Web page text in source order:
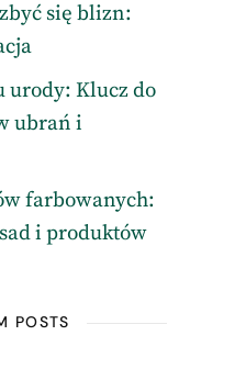
się blizn:
urody: Klucz do
ubrań i
farbowanych:
i produktów
POSTS